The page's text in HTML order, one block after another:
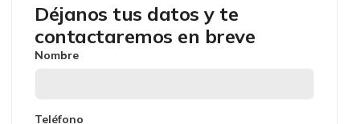
Déjanos tus datos y te
contactaremos en breve
Nombre
Teléfono